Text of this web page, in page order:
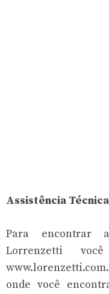
Assistência Técnica
Para encontrar
Lorrenzetti
onde você